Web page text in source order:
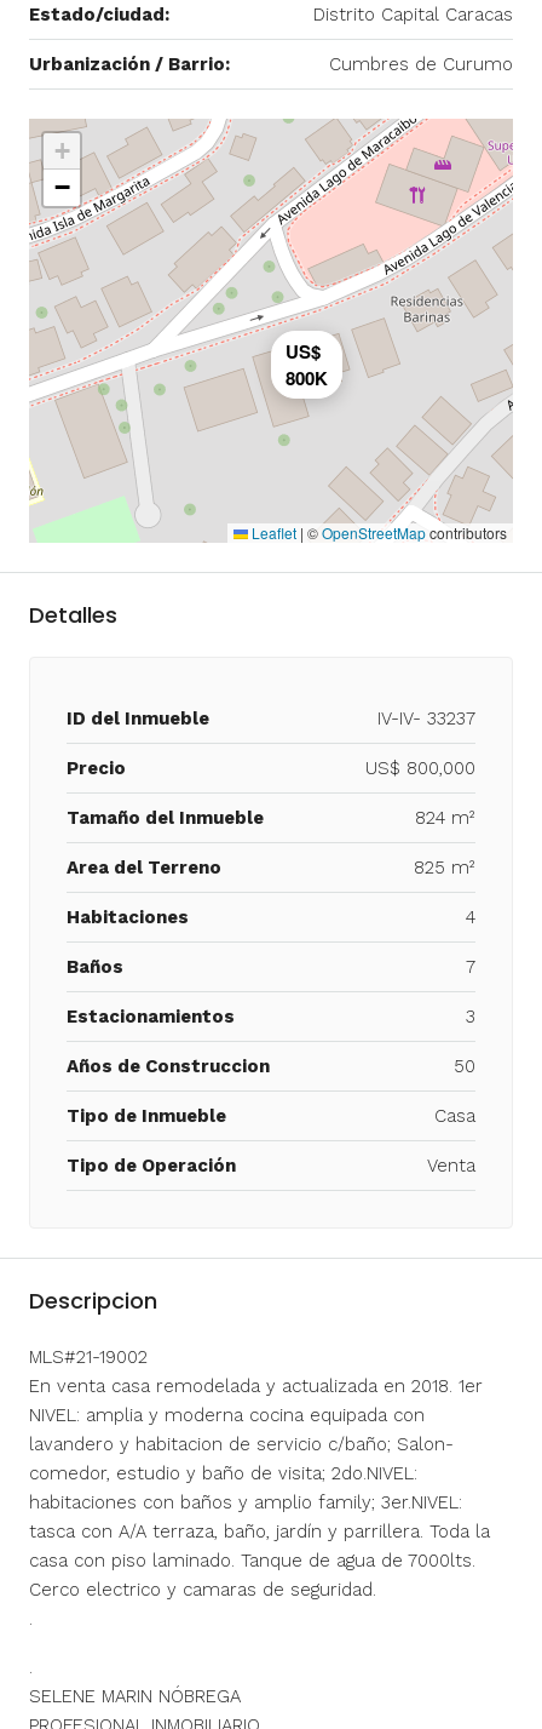
Estado/ciudad: Distrito Capital Caracas
Urbanización / Barrio: Cumbres de Curumo
US$
800K
+
−
Leaflet | ©OpenStreetMapcontributors
Detalles
ID del Inmueble IV-IV- 33237
Precio US$ 800,000
Tamaño del Inmueble 824 m²
Area del Terreno 825 m²
Habitaciones 4
Baños 7
Estacionamientos 3
Años de Construccion 50
Tipo de Inmueble Casa
Tipo de Operación Venta
Descripcion
MLS#21-19002
En venta casa remodelada y actualizada en 2018. 1er
NIVEL: amplia y moderna cocina equipada con
lavandero y habitacion de servicio c/baño; Salon-
comedor, estudio y baño de visita; 2do.NIVEL:
habitaciones con baños y amplio family; 3er.NIVEL:
tasca con A/A terraza, baño, jardín y parrillera. Toda la
casa con piso laminado. Tanque de agua de 7000lts.
Cerco electrico y camaras de seguridad.
.
.
SELENE MARIN NÓBREGA